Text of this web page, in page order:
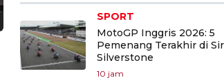
SPORT
MotoGP Inggris 2026: 5
Pemenang Terakhir di
Silverstone
10 jam